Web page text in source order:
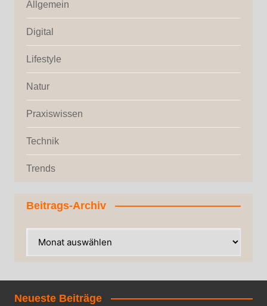
Allgemein
Digital
Lifestyle
Natur
Praxiswissen
Technik
Trends
Beitrags-Archiv
Neueste Beiträge